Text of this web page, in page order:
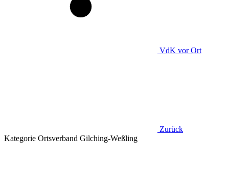
VdK vor Ort
Zurück
Kategorie Ortsverband Gilching-Weßling